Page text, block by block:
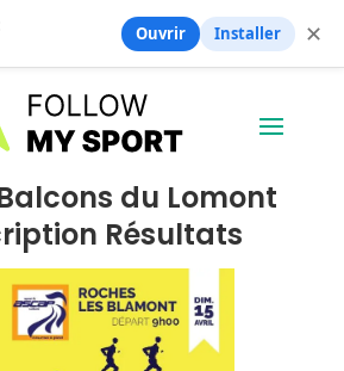
du Lomont
Résultats
Ouvrir Installer ✕